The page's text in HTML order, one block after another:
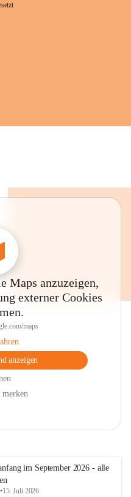
Maps anzuzeigen,
externer Cookies
maps
anzeigen
merken
im September 2026 - alle
•15. Juli 2026